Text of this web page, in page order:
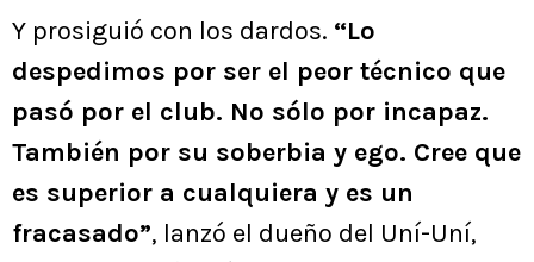
Y prosiguió con los dardos. “Lo
despedimos por ser el peor técnico que
pasó por el club. No sólo por incapaz.
También por su soberbia y ego. Cree que
es superior a cualquiera y es un
fracasado”, lanzó el dueño del Uní-Uní,